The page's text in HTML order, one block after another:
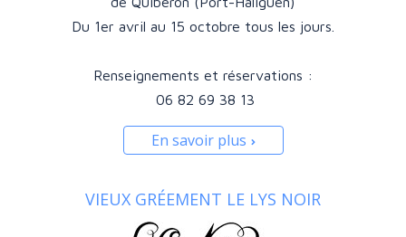
Du 1er avril au 15 octobre tous les jours.
Renseignements et réservations :
06 82 69 38 13
En savoir plus
VIEUX GRÉEMENT LE LYS NOIR